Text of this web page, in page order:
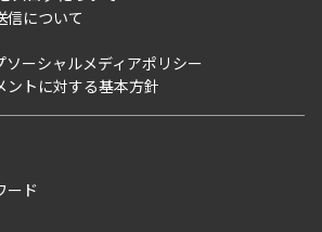
谷区）
谷区以外）
当社仲介事業部取り扱い物件入居申込
信について
ソーシャルメディアポリシー
ントに対する基本方針
ード